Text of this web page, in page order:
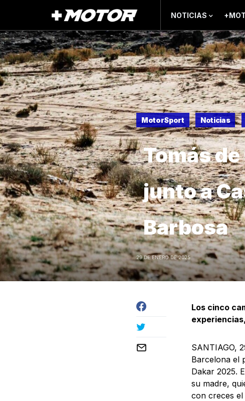
NOTICIAS
MotorSport Noticias
Tomás
junto a
Barbosa
29 DE ENERO DE 2025
Los cinco
SANTIAGO,
Barcelona el
Dakar 2025.
su madre,
con creces